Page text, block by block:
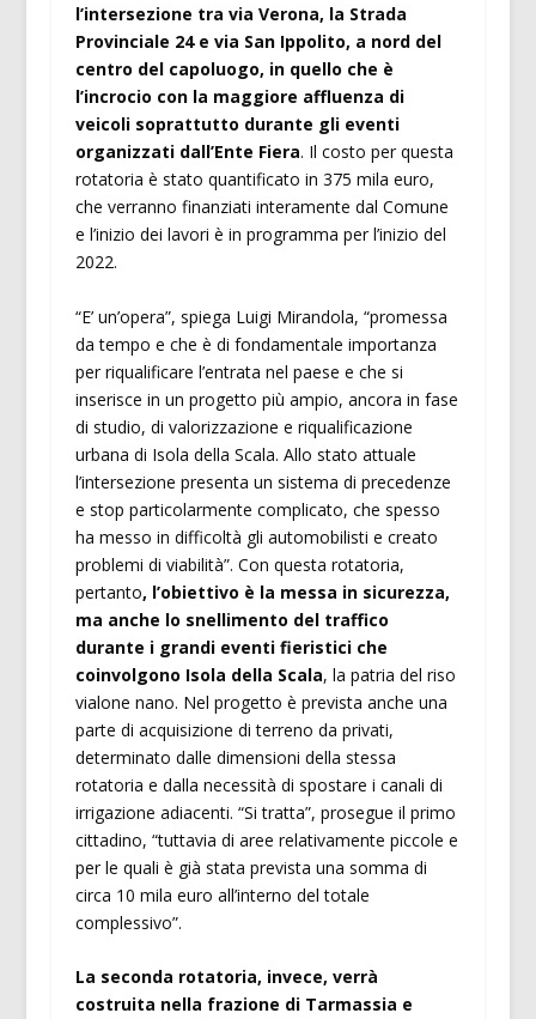
l’intersezione tra via Verona, la Strada
Provinciale 24 e via San Ippolito, a nord del
centro del capoluogo, in quello che è
l’incrocio con la maggiore affluenza di
veicoli soprattutto durante gli eventi
organizzati dall’Ente Fiera. Il costo per questa
rotatoria è stato quantificato in 375 mila euro,
che verranno finanziati interamente dal Comune
e l’inizio dei lavori è in programma per l’inizio del
2022.
“E’ un’opera”, spiega Luigi Mirandola, “promessa
da tempo e che è di fondamentale importanza
per riqualificare l’entrata nel paese e che si
inserisce in un progetto più ampio, ancora in fase
di studio, di valorizzazione e riqualificazione
urbana di Isola della Scala. Allo stato attuale
l’intersezione presenta un sistema di precedenze
e stop particolarmente complicato, che spesso
ha messo in difficoltà gli automobilisti e creato
problemi di viabilità”. Con questa rotatoria,
pertanto, l’obiettivo è la messa in sicurezza,
ma anche lo snellimento del traffico
durante i grandi eventi fieristici che
coinvolgono Isola della Scala, la patria del riso
vialone nano. Nel progetto è prevista anche una
parte di acquisizione di terreno da privati,
determinato dalle dimensioni della stessa
rotatoria e dalla necessità di spostare i canali di
irrigazione adiacenti. “Si tratta”, prosegue il primo
cittadino, “tuttavia di aree relativamente piccole e
per le quali è già stata prevista una somma di
circa 10 mila euro all’interno del totale
complessivo”.
La seconda rotatoria, invece, verrà
costruita nella frazione di Tarmassia e